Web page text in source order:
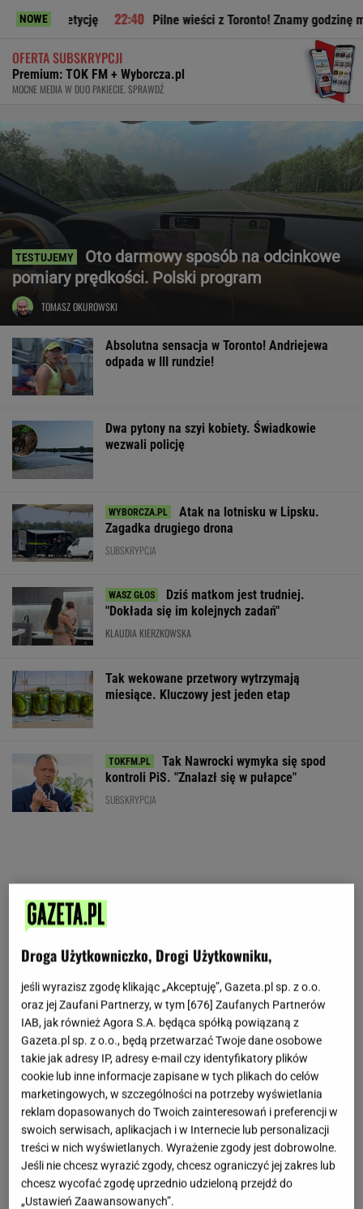
NOWE Pilne wieści z Toronto! Znamy godzinę meczu Iga
OFERTA SUBSKRYPCJI
Premium: TOK FM + Wyborcza.pl
MOCNE MEDIA W DUO PAKIECIE. SPRAWDŹ
Oto darmowy sposób na odcinkowe
pomiary prędkości. Polski program
TOMASZ OKUROWSKI
Absolutna sensacja w Toronto! Andriejewa
odpada w III rundzie!
Dwa pytony na szyi kobiety. Świadkowie
wezwali policję
Atak na lotnisku w Lipsku.
Zagadka drugiego drona
SUBSKRYPCJA
Dziś matkom jest trudniej.
"Dokłada się im kolejnych zadań"
KLAUDIA KIERZKOWSKA
Tak wekowane przetwory wytrzymają
miesiące. Kluczowy jest jeden etap
Tak Nawrocki wymyka się spod
kontroli PiS. "Znalazł się w pułapce"
SUBSKRYPCJA
Wachowicz wraz z Kurzopkami
pożegnała się z "halo tu polsat". Mówi o
zaskoczeniu
MARCIN WOLNIAK
Droga Użytkowniczko, Drogi Użytkowniku,
jeśli wyrazisz zgodę klikając „Akceptuję”, Gazeta.pl sp. z o.o.
oraz jej Zaufani Partnerzy, w tym [676] Zaufanych Partnerów
IAB, jak również Agora S.A. będąca spółką powiązaną z
Gazeta.pl sp. z o.o., będą przetwarzać Twoje dane osobowe
takie jak adresy IP, adresy e-mail czy identyfikatory plików
cookie lub inne informacje zapisane w tych plikach do celów
marketingowych, w szczególności na potrzeby wyświetlania
reklam dopasowanych do Twoich zainteresowań i preferencji w
swoich serwisach, aplikacjach i w Internecie lub personalizacji
treści w nich wyświetlanych. Wyrażenie zgody jest dobrowolne.
Jeśli nie chcesz wyrazić zgody, chcesz ograniczyć jej zakres lub
chcesz wycofać zgodę uprzednio udzieloną przejdź do
„Ustawień Zaawansowanych”.